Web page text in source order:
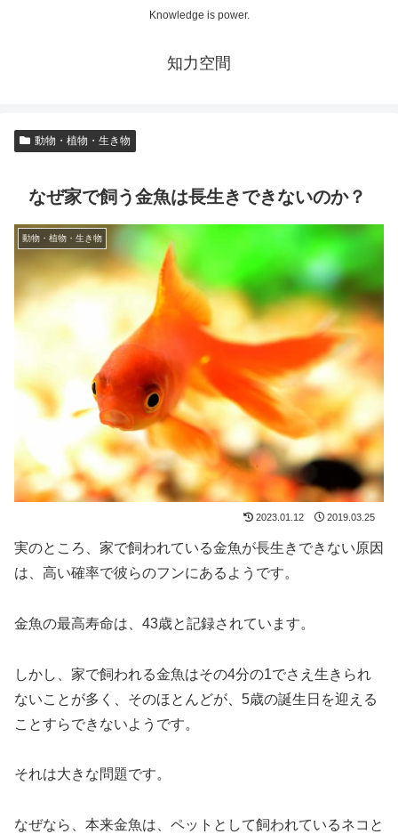
Knowledge is power.
知力空間
動物・植物・生き物
なぜ家で飼う金魚は長生きできないのか？
動物・植物・生き物
2023.01.12 2019.03.25
実のところ、家で飼われている金魚が長生きできない原因
は、高い確率で彼らのフンにあるようです。
金魚の最高寿命は、43歳と記録されています。
しかし、家で飼われる金魚はその4分の1でさえ生きられ
ないことが多く、そのほとんどが、5歳の誕生日を迎える
ことすらできないようです。
それは大きな問題です。
なぜなら、本来金魚は、ペットとして飼われているネコと